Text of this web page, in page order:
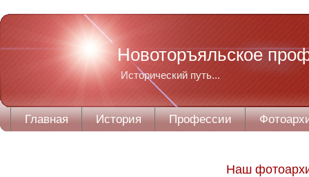
Новоторъяльское
Исторический путь...
Главная История Профессии
Наш